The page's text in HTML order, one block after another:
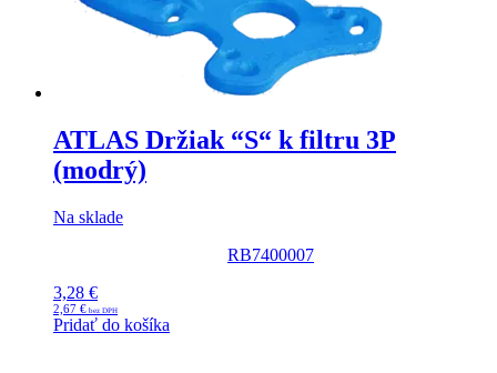
ATLAS Držiak “S“ k filtru 3P
(modrý)
Na sklade
RB7400007
3,28 €
2,67 €
Pridať do košíka